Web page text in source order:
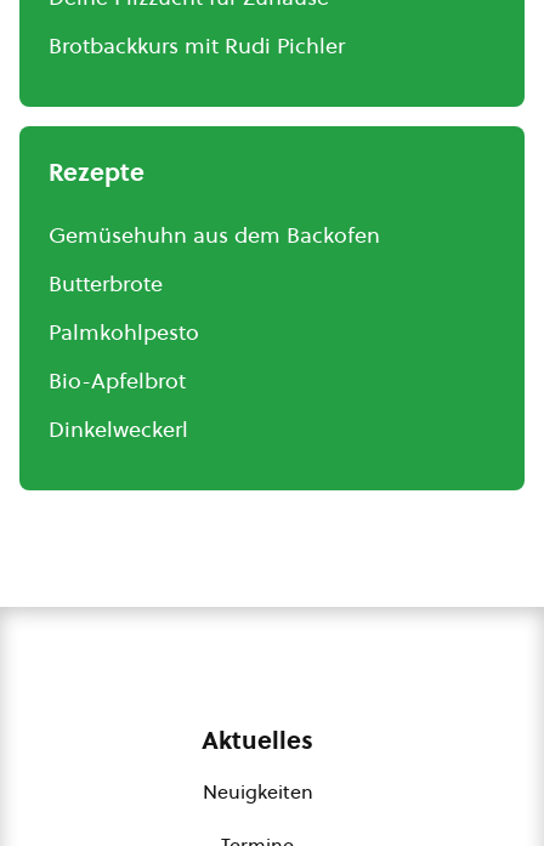
Brotbackkurs mit Rudi Pichler
Rezepte
Gemüsehuhn aus dem Backofen
Butterbrote
Palmkohlpesto
Bio-Apfelbrot
Dinkelweckerl
Aktuelles
Neuigkeiten